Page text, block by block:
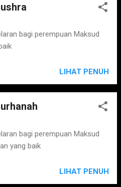
bagi perempuan Maksud
LIHAT PENUH
bagi perempuan Maksud
yang baik
LIHAT PENUH